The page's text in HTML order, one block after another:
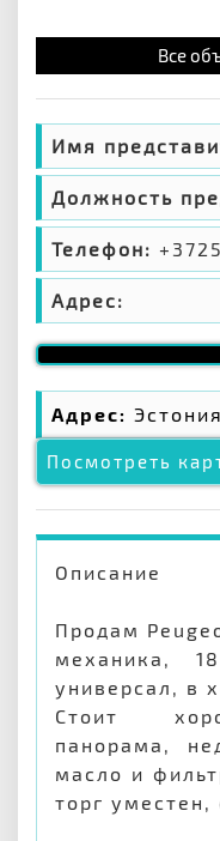
Все
Имя
Должность
Телефон:
Адрес:
Адрес:
Посмотреть
Описание
Продам
механика,
универсал, в
Стоит
панорама,
масло и
торг уместен,